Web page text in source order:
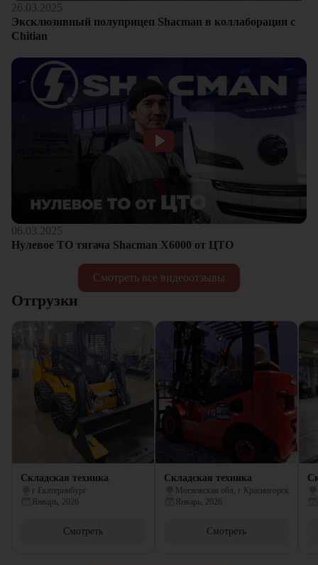
Смотреть все видеоотзывы
26.03.2025
Эксклюзивный полуприцеп Shacman в коллаборации с
Chitian
06.03.2025
Нулевое ТО тягача Shacman Х6000 от ЦТО
Отгрузки
Складская техника
г Екатеринбург
Январь, 2026
Смотреть
Складская техника
Московская обл, г Красногорск
Январь, 2026
Смотреть